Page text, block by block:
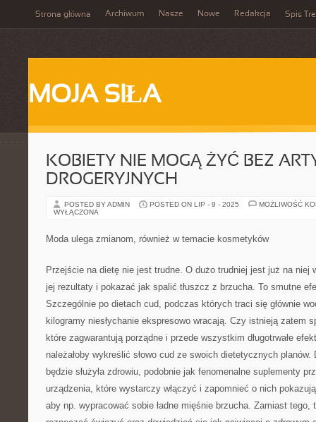
Strona główna Archiwum Nasze Nowe Redakcja Spis
MOJA SIŁA
KOBIETY NIE MOGĄ ŻYĆ BEZ
DROGERYJNYCH
POSTED BY ADMIN POSTED ON LIP - 9 - 2025
MOŻLIWOŚĆ
WYŁĄCZONA
Moda ulega zmianom, również w temacie kosmetyków
Przejście na dietę nie jest trudne. O dużo trudniej jest już na niej
jej rezultaty i pokazać jak spalić tłuszcz z brzucha. To smutne
Szczególnie po dietach cud, podczas których traci się głównie
kilogramy niesłychanie ekspresowo wracają. Czy istnieją zatem
które zagwarantują porządne i przede wszystkim długotrwałe
należałoby wykreślić słowo cud ze swoich dietetycznych
będzie służyła zdrowiu, podobnie jak fenomenalne suplementy
urządzenia, które wystarczy włączyć i zapomnieć o nich
aby np. wypracować sobie ładne mięśnie brzucha. Zamiast tego,